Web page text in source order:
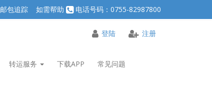
邮包追踪 如需帮助 电话号码：0755-82987800
转运服务 下载APP 常见问题
登陆 注册